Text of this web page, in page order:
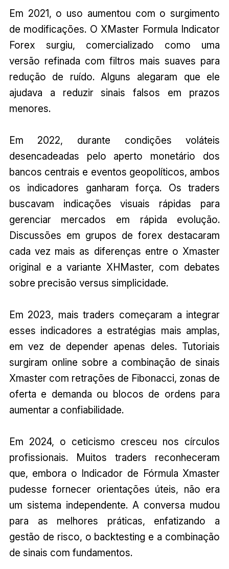
Em 2021, o uso aumentou com o surgimento
de modificações. O XMaster Formula Indicator
Forex surgiu, comercializado como uma
versão refinada com filtros mais suaves para
redução de ruído. Alguns alegaram que ele
ajudava a reduzir sinais falsos em prazos
menores.
Em 2022, durante condições voláteis
desencadeadas pelo aperto monetário dos
bancos centrais e eventos geopolíticos, ambos
os indicadores ganharam força. Os traders
buscavam indicações visuais rápidas para
gerenciar mercados em rápida evolução.
Discussões em grupos de forex destacaram
cada vez mais as diferenças entre o Xmaster
original e a variante XHMaster, com debates
sobre precisão versus simplicidade.
Em 2023, mais traders começaram a integrar
esses indicadores a estratégias mais amplas,
em vez de depender apenas deles. Tutoriais
surgiram online sobre a combinação de sinais
Xmaster com retrações de Fibonacci, zonas de
oferta e demanda ou blocos de ordens para
aumentar a confiabilidade.
Em 2024, o ceticismo cresceu nos círculos
profissionais. Muitos traders reconheceram
que, embora o Indicador de Fórmula Xmaster
pudesse fornecer orientações úteis, não era
um sistema independente. A conversa mudou
para as melhores práticas, enfatizando a
gestão de risco, o backtesting e a combinação
de sinais com fundamentos.